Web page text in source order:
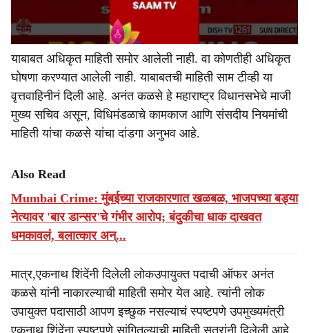
याबाबत अधिकृत माहिती समोर आलेली नाही. वा कोणतीही अधिकृत
घोषणा करण्यात आलेली नाही. याबाबतची माहिती साम टीव्ही या
वृत्तवाहिनीनं दिली आहे. अनंत कळसे हे महाराष्ट्र विधानसभेचे माजी
मुख्य सचिव असून, विधिमंडळाचे कामकाज आणि संसदीय नियमांची
माहिती यांचा कळसे यांचा दांडगा अनुभव आहे.
Also Read
Mumbai Crime: मुंबईच्या राजकारणात खळबळ, भाजपच्या बड्या
नेत्यावर 'बार डान्सर'चे गंभीर आरोप; बंदुकीचा धाक दाखवत
धमकावलं, बलात्कार अन्...
मात्र,एकनाथ शिंदेंनी दिलेली लोकउपायुक्त पदाची ऑफर अनंत
कळसे यांनी नाकारल्याची माहिती समोर येत आहे. त्यांनी लोक
उपायुक्त पदासाठी आपण इच्छुक नसल्याचं स्पष्टपणे उपमुख्यमंत्री
एकनाथ शिंदेंना स्पष्टपणे सांगितल्याची माहिती सूत्रांनी दिलेली आहे.